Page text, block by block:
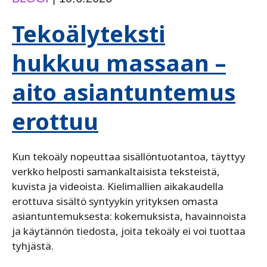
Tekoälyteksti
hukkuu massaan –
aito asiantuntemus
erottuu
Kun tekoäly nopeuttaa sisällöntuotantoa, täyttyy
verkko helposti samankaltaisista teksteistä,
kuvista ja videoista. Kielimallien aikakaudella
erottuva sisältö syntyykin yrityksen omasta
asiantuntemuksesta: kokemuksista, havainnoista
ja käytännön tiedosta, joita tekoäly ei voi tuottaa
tyhjästä.